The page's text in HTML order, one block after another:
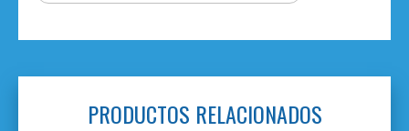
PRODUCTOS RELACIONADOS